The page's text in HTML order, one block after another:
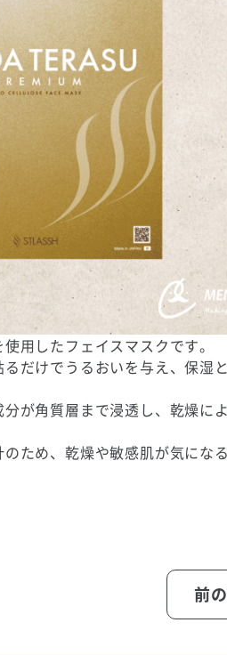
用したフェイスマスクです。
だけでうるおいを与え、保湿
が角質層まで浸透し、乾燥に
ため、乾燥や敏感肌が気にな
前